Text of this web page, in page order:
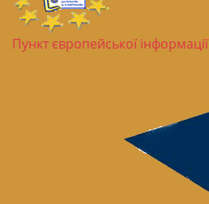
Пункт європейської інформації